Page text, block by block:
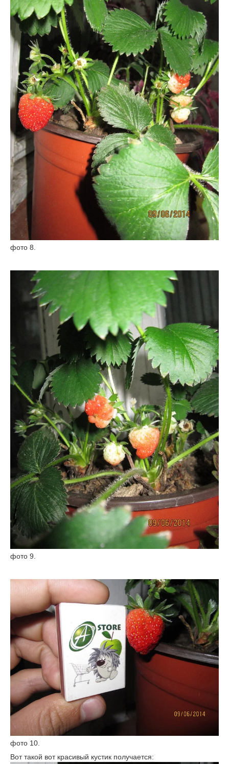
фото 8.
фото 9.
фото 10.
Вот такой вот красивый кустик получается: